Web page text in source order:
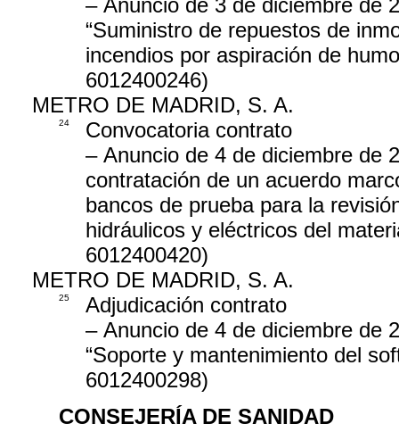
“Suministro de repuestos de
incendios por aspiración de
6012400246)
METRO DE MADRID, S. A.
24
Convocatoria contrato
– Anuncio de 4 de diciembre de
contratación de un acuerdo
bancos de prueba para la
hidráulicos y eléctricos del
6012400420)
METRO DE MADRID, S. A.
25
Adjudicación contrato
– Anuncio de 4 de diciembre de
“Soporte y mantenimiento del
6012400298)
CONSEJERÍA DE SANIDAD